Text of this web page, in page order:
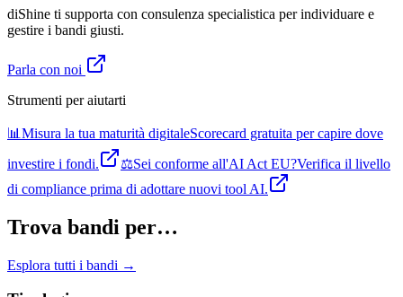
diShine ti supporta con consulenza specialistica per individuare e
gestire i bandi giusti.
Parla con noi
Strumenti per aiutarti
📊 Misura la tua maturità digitaleScorecard gratuita per capire dove
investire i fondi.
⚖️Sei conforme all'AI Act EU?Verifica il livello
di compliance prima di adottare nuovi tool AI.
Trova bandi per…
Esplora tutti i bandi →